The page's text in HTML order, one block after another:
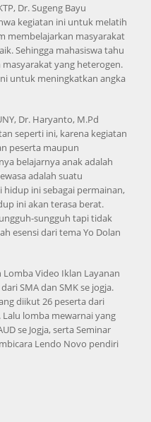
Dr. Sugeng Bayu
kegiatan ini untuk melatih
membelajarkan masyarakat
Sehingga mahasiswa tahu
yang heterogen.
untuk meningkatkan angka
Dr. Haryanto, M.Pd
seperti ini, karena kegiatan
peserta maupun
belajarnya anak adalah
adalah suatu
ini sebagai permainan,
ini akan terasa berat.
sungguh tapi tidak
esensi dari tema Yo Dolan
Lomba Video Iklan Layanan
SMA dan SMK se jogja.
diikut 26 peserta dari
lomba mewarnai yang
se Jogja, serta Seminar
Lendo Novo pendiri